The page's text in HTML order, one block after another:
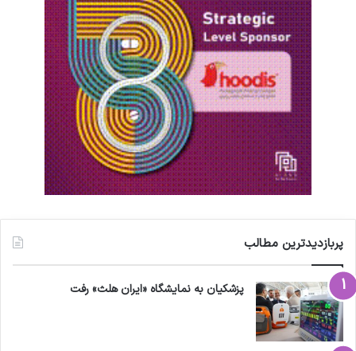
پربازدیدترین مطالب
پزشکیان به نمایشگاه «ایران هلث» رفت